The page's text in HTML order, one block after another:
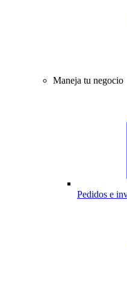
Maneja tu negocio
Pedidos e